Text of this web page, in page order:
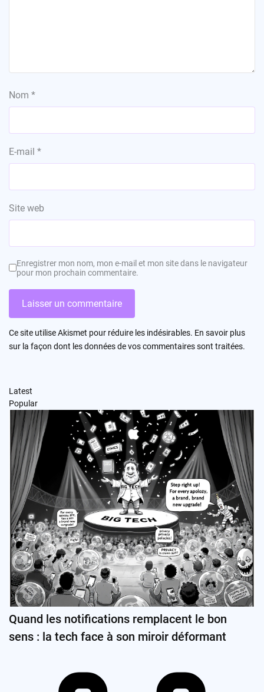
Nom *
E-mail *
Site web
Enregistrer mon nom, mon e-mail et mon site dans le navigateur
pour mon prochain commentaire.
Ce site utilise Akismet pour réduire les indésirables. En savoir plus
sur la façon dont les données de vos commentaires sont traitées.
Latest
Popular
Quand les notifications remplacent le bon
sens : la tech face à son miroir déformant